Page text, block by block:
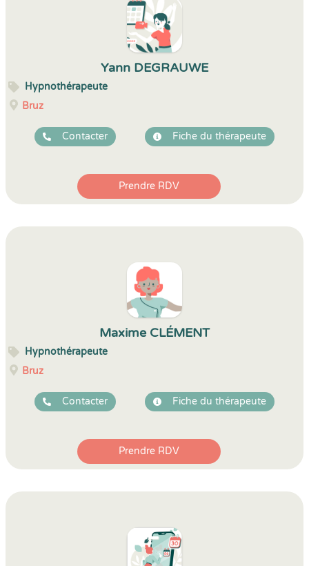
Yann DEGRAUWE
Hypnothérapeute
Bruz
Contacter Fiche du thérapeute
Prendre RDV
Maxime CLÉMENT
Hypnothérapeute
Bruz
Contacter Fiche du thérapeute
Prendre RDV